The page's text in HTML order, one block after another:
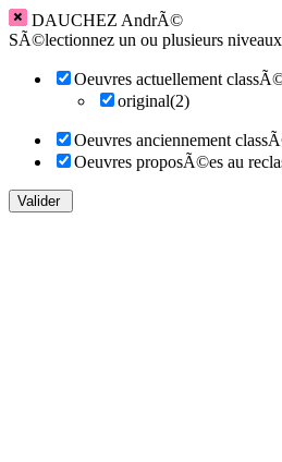
DAUCHEZ AndrÃ©
SÃ©lectionnez un ou plusieurs
Oeuvres actuellement
original(2)
Oeuvres anciennement
Oeuvres proposÃ©es au
Valider